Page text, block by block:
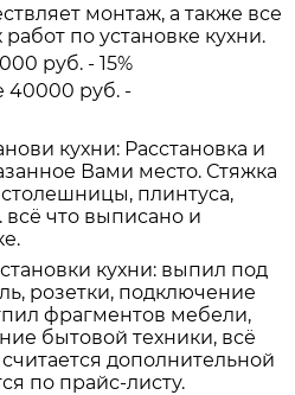
монтаж, а также все
по установке кухни.
руб. - 15%
40000 руб. -
кухни: Расстановка и
Вами место. Стяжка
плинтуса,
всё что выписано и
кухни: выпил под
розетки, подключение
фрагментов мебели,
бытовой техники, всё
дополнительной
по прайс-листу.